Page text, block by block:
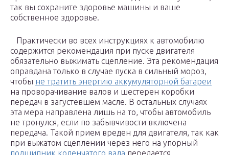
так вы сохраните здоровье машины и ваше
собственное здоровье.
Практически во всех инструкциях к автомобилю
содержится рекомендация при пуске двигателя
обязательно выжимать сцепление. Эта рекомендация
оправдана только в случае пуска в сильный мороз,
чтобы не тратить энергию аккумуляторной батареи
на проворачивание валов и шестерен коробки
передач в загустевшем масле. В остальных случаях
эта мера направлена лишь на то, чтобы автомобиль
не тронулся, если по забывчивости включена
передача. Такой прием вреден для двигателя, так как
при выжатом сцеплении через него на упорный
подшипник коленчатого вала передается